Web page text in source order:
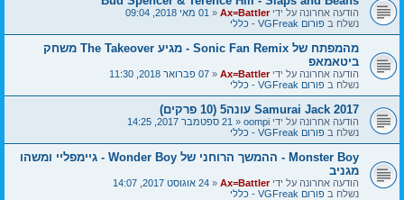
הודעה אחרונה על ידי Ax=Battler
«01 מאי 2018, 09:04
נשלח בפורום VGFreak - כללי
מהמפתח של Sonic Fan Remix - מגיע The Takeover משחק
ביטאמאפ
הודעה אחרונה על ידי Ax=Battler
«07 פברואר 2018, 11:30
נשלח בפורום VGFreak - כללי
Samurai Jack 2017 עונה5 (10 פרקים)
הודעה אחרונה על ידי oompi
«21 ספטמבר 2017, 14:25
נשלח בפורום VGFreak - כללי
Monster Boy - ההמשך הרוחני של Wonder Boy - גיימפליי ומשהו
מגניב
הודעה אחרונה על ידי Ax=Battler
«24 אוגוסט 2017, 14:07
נשלח בפורום VGFreak - כללי